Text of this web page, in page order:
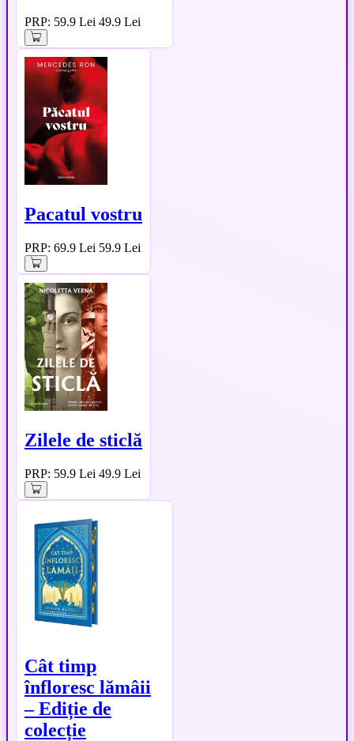
PRP: 59.9 Lei 49.9 Lei
Pacatul vostru
PRP: 69.9 Lei 59.9 Lei
Zilele de sticlă
PRP: 59.9 Lei 49.9 Lei
Cât timp
înfloresc lămâii
– Ediție de
colecție